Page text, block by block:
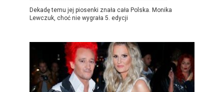
Dekadę temu jej piosenki znała cała Polska. Monika
Lewczuk, choć nie wygrała 5. edycji